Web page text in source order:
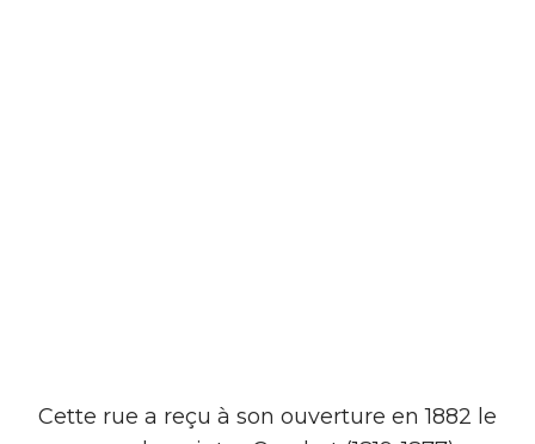
Cette rue a reçu à son ouverture en 1882 le